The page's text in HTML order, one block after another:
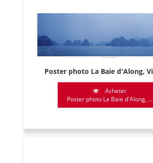
Poster photo La Baie d'Along,
Acheter
Poster photo La Baie d'Along, ...